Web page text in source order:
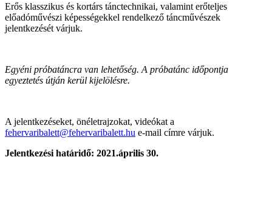
Erős klasszikus és kortárs tánctechnikai, valamint erőteljes
előadóművészi képességekkel rendelkező táncművészek
jelentkezését várjuk.
Egyéni próbatáncra van lehetőség. A próbatánc időpontja
egyeztetés útján kerül kijelölésre.
A jelentkezéseket, önéletrajzokat, videókat a
fehervaribalett@fehervaribalett.hu e-mail címre várjuk.
Jelentkezési határidő: 2021.április 30.